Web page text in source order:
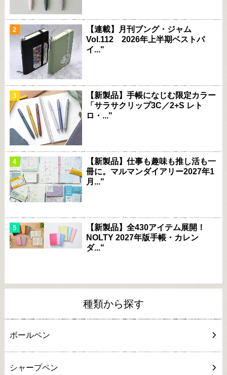
【連載】月刊ブング・ジャム
Vol.112 2026年上半期ベストバ
イ..."
【新製品】手帳になじむ限定カラー
「サラサクリップ3C／2+S レト
ロ・..."
【新製品】仕事も趣味も推し活も一
冊に。マルマンダイアリー2027年1
月..."
【新製品】全430アイテム展開！
NOLTY 2027年版手帳・カレン
ダ..."
種類から探す
ボールペン
シャープペン